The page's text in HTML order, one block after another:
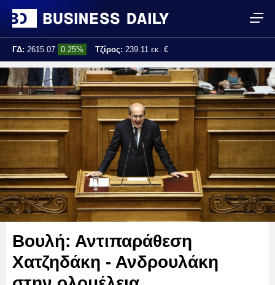
ΓΔ: 2615.07 0.25% Τζίρος: 239.11 εκ. €
Τελ. ενημέρωση: 17:25:01
Βουλή: Αντιπαράθεση
Χατζηδάκη - Ανδρουλάκη